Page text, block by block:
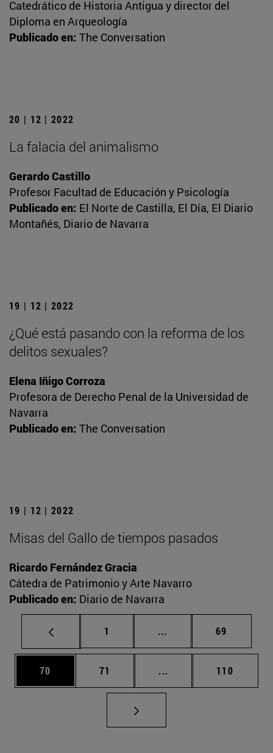
Catedrático de Historia Antigua y director del
Diploma en Arqueología
Publicado en: The Conversation
20 | 12 | 2022
La falacia del animalismo
Gerardo Castillo
Profesor Facultad de Educación y Psicología
Publicado en: El Norte de Castilla, El Día, El Diario
Montañés, Diario de Navarra
19 | 12 | 2022
¿Qué está pasando con la reforma de los
delitos sexuales?
Elena Iñigo Corroza
Profesora de Derecho Penal de la Universidad de
Navarra
Publicado en: The Conversation
19 | 12 | 2022
Misas del Gallo de tiempos pasados
Ricardo Fernández Gracia
Cátedra de Patrimonio y Arte Navarro
Publicado en: Diario de Navarra
Página
1 ... Páginas intermedias
Página
69
Página
70 Página
71 ... Páginas intermedias
Página
110